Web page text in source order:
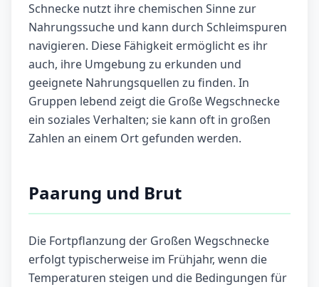
Schnecke nutzt ihre chemischen Sinne zur
Nahrungssuche und kann durch Schleimspuren
navigieren. Diese Fähigkeit ermöglicht es ihr
auch, ihre Umgebung zu erkunden und
geeignete Nahrungsquellen zu finden. In
Gruppen lebend zeigt die Große Wegschnecke
ein soziales Verhalten; sie kann oft in großen
Zahlen an einem Ort gefunden werden.
Paarung und Brut
Die Fortpflanzung der Großen Wegschnecke
erfolgt typischerweise im Frühjahr, wenn die
Temperaturen steigen und die Bedingungen für